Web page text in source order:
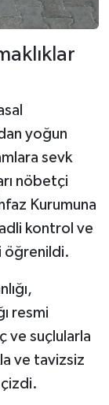
yoğun
sevk
nöbetçi
Kurumuna
kontrol ve
öğrenildi.
resmi
ve suçlularla
ve tavizsiz
çizdi.